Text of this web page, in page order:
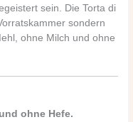
sein. Die Torta di
sondern
ohne Milch und ohne
ohne Hefe.